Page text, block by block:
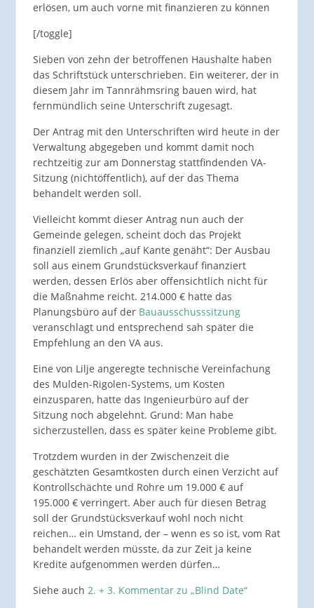
erlösen, um auch vorne mit finanzieren zu können
[/toggle]
Sieben von zehn der betroffenen Haushalte haben
das Schriftstück unterschrieben. Ein weiterer, der in
diesem Jahr im Tannrähmsring bauen wird, hat
fernmündlich seine Unterschrift zugesagt.
Der Antrag mit den Unterschriften wird heute in der
Verwaltung abgegeben und kommt damit noch
rechtzeitig zur am Donnerstag stattfindenden VA-
Sitzung (nichtöffentlich), auf der das Thema
behandelt werden soll.
Vielleicht kommt dieser Antrag nun auch der
Gemeinde gelegen, scheint doch das Projekt
finanziell ziemlich „auf Kante genäht“: Der Ausbau
soll aus einem Grundstücksverkauf finanziert
werden, dessen Erlös aber offensichtlich nicht für
die Maßnahme reicht. 214.000 € hatte das
Planungsbüro auf der Bauausschusssitzung
veranschlagt und entsprechend sah später die
Empfehlung an den VA aus.
Eine von Lilje angeregte technische Vereinfachung
des Mulden-Rigolen-Systems, um Kosten
einzusparen, hatte das Ingenieurbüro auf der
Sitzung noch abgelehnt. Grund: Man habe
sicherzustellen, dass es später keine Probleme gibt.
Trotzdem wurden in der Zwischenzeit die
geschätzten Gesamtkosten durch einen Verzicht auf
Kontrollschächte und Rohre um 19.000 € auf
195.000 € verringert. Aber auch für diesen Betrag
soll der Grundstücksverkauf wohl noch nicht
reichen… ein Umstand, der – wenn es so ist, vom Rat
behandelt werden müsste, da zur Zeit ja keine
Kredite aufgenommen werden dürfen…
Siehe auch 2. + 3. Kommentar zu „Blind Date“